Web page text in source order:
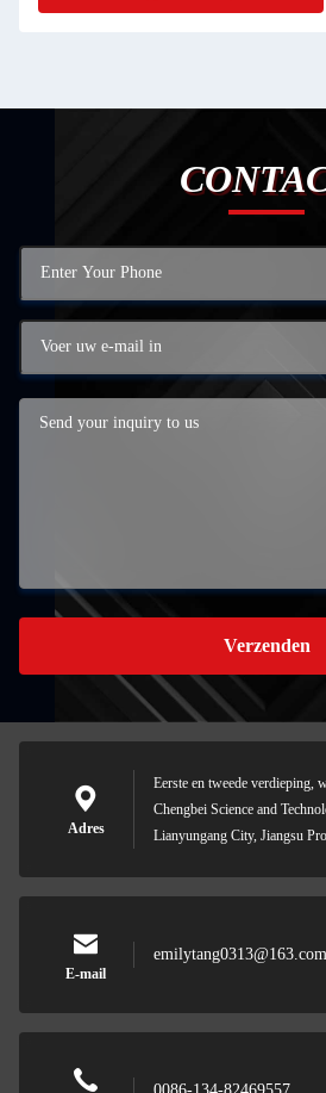
Verzenden
Adres
Eerste en tweede verdieping,
Chengbei Science and
Lianyungang City, Jiangsu
E-mail
emilytang0313@163.com